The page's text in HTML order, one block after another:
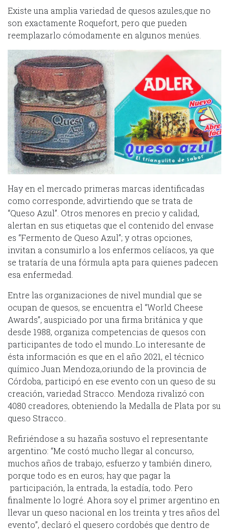
Existe una amplia variedad de quesos azules,que no
son exactamente Roquefort, pero que pueden
reemplazarlo cómodamente en algunos menúes.
Hay en el mercado primeras marcas identificadas
como corresponde, advirtiendo que se trata de
“Queso Azul”. Otros menores en precio y calidad,
alertan en sus etiquetas que el contenido del envase
es “Fermento de Queso Azul”; y otras opciones,
invitan a consumirlo a los enfermos celíacos, ya que
se trataría de una fórmula apta para quienes padecen
esa enfermedad.
Entre las organizaciones de nivel mundial que se
ocupan de quesos, se encuentra el “World Cheese
Awards”, auspiciado por una firma británica y que
desde 1988, organiza competencias de quesos con
participantes de todo el mundo..Lo interesante de
ésta información es que en el año 2021, el técnico
químico Juan Mendoza,oriundo de la provincia de
Córdoba, participó en ese evento con un queso de su
creación, variedad Stracco. Mendoza rivalizó con
4080 creadores, obteniendo la Medalla de Plata por su
queso Stracco..
Refiriéndose a su hazaña sostuvo el representante
argentino: “Me costó mucho llegar al concurso,
muchos años de trabajo, esfuerzo y también dinero,
porque todo es en euros; hay que pagar la
participación, la entrada, la estadía, todo. Pero
finalmente lo logré. Ahora soy el primer argentino en
llevar un queso nacional en los treinta y tres años del
evento”, declaró el quesero cordobés que dentro de